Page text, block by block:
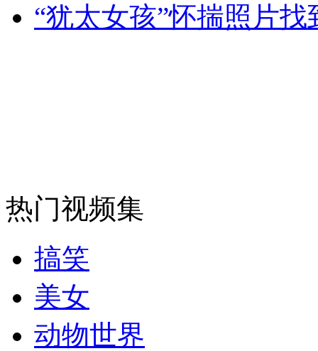
消防员救轻生者 花炮节热闹非凡 减压"枕头大战"
“犹太女孩”怀揣照片
热门视频集
搞笑
美女
动物世界